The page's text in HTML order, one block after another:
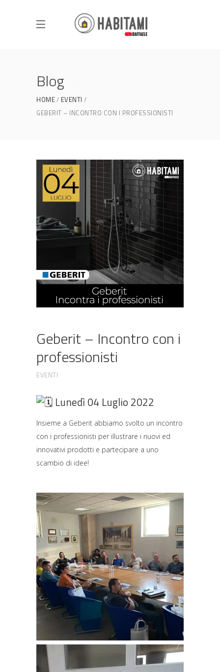
Blog
HOME
EVENTI
GEBERIT – INCONTRO CON I PROFESSIONISTI
Geberit – Incontro con i
professionisti
EVENTI
Lunedì 04 Luglio 2022
Insieme a Geberit abbiamo svolto un incontro
con i professionisti per illustrare i nuovi ed
innovativi prodotti e partecipare a uno
scambio di idee!